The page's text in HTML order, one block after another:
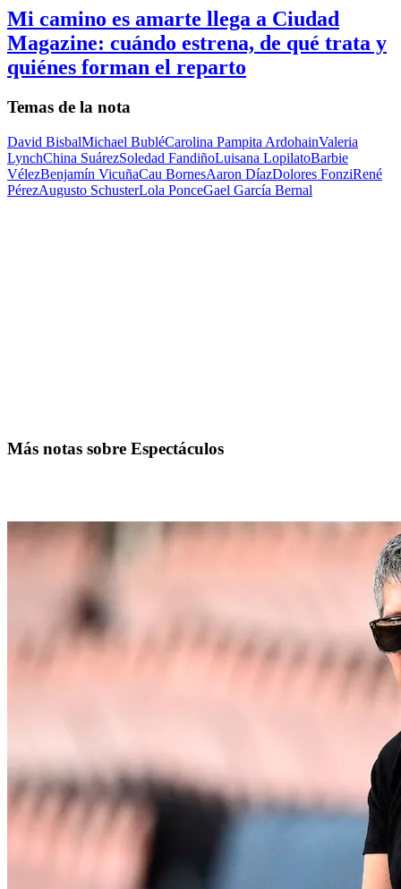
Mi camino es amarte llega a Ciudad
Magazine: cuándo estrena, de qué trata y
quiénes forman el reparto
Temas de la nota
David BisbalMichael BubléCarolina Pampita ArdohainValeria
LynchChina SuárezSoledad FandiñoLuisana LopilatoBarbie
VélezBenjamín VicuñaCau BornesAaron DíazDolores FonziRené
PérezAugusto SchusterLola PonceGael García Bernal
Más notas sobre Espectáculos